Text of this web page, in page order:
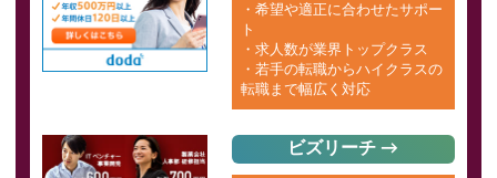
・希望や適正に合わせたサポー
ト
・求人数が業界トップクラス
・若手の転職からハイクラスの
転職まで幅広く対応
ビズリーチ →